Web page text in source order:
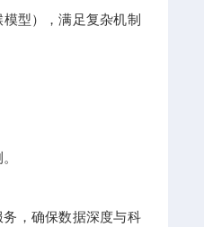
型），满足复杂机制
，确保数据深度与科